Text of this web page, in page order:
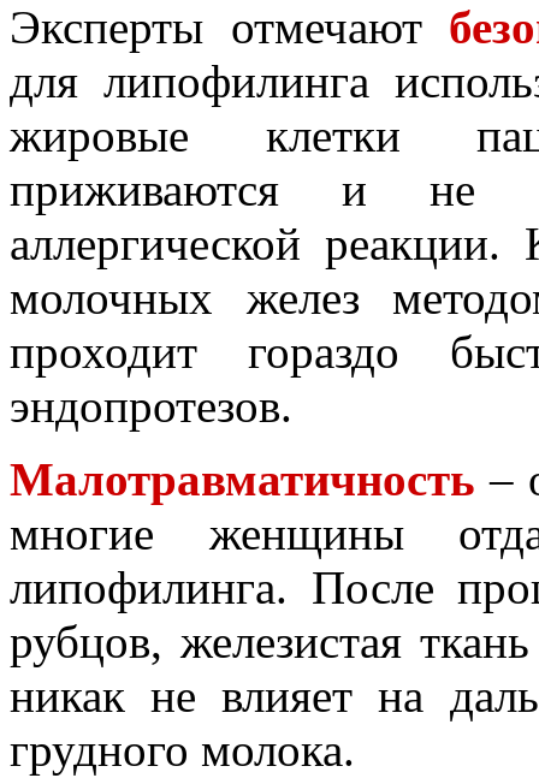
Эксперты отмечают
для липофилинга
жировые клетки
приживаются и не
аллергической
молочных желез
проходит гораздо
эндопротезов.
Малотравматичность–
многие женщины
липофилинга. После
рубцов, железистая
никак не влияет на
грудного молока.